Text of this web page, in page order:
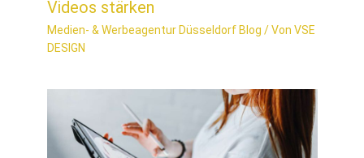
Videos stärken
Medien- & Werbeagentur Düsseldorf Blog / Von VSE
DESIGN